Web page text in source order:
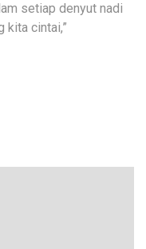
setiap denyut nadi
kita cintai,”